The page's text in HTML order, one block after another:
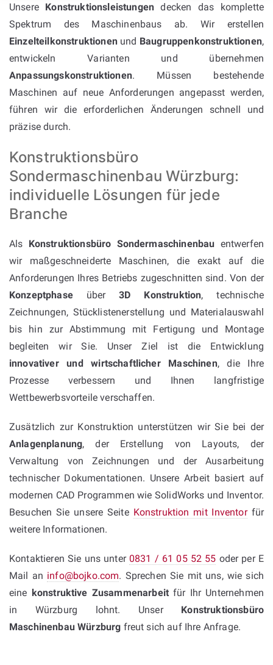
Unsere Konstruktionsleistungen decken das komplette
Spektrum des Maschinenbaus ab. Wir erstellen
Einzelteilkonstruktionenund Baugruppenkonstruktionen,
entwickeln Varianten und übernehmen
Anpassungskonstruktionen. Müssen bestehende
Maschinen auf neue Anforderungen angepasst werden,
führen wir die erforderlichen Änderungen schnell und
präzise durch.
Konstruktionsbüro
Sondermaschinenbau Würzburg:
individuelle Lösungen für jede
Branche
Als Konstruktionsbüro Sondermaschinenbau entwerfen
wir maßgeschneiderte Maschinen, die exakt auf die
Anforderungen Ihres Betriebs zugeschnitten sind. Von der
Konzeptphaseüber3D Konstruktion, technische
Zeichnungen, Stücklistenerstellung und Materialauswahl
bis hin zur Abstimmung mit Fertigung und Montage
begleiten wir Sie. Unser Ziel ist die Entwicklung
innovativer und wirtschaftlicher Maschinen, die Ihre
Prozesse verbessern und Ihnen langfristige
Wettbewerbsvorteile verschaffen.
Zusätzlich zur Konstruktion unterstützen wir Sie bei der
Anlagenplanung, der Erstellung von Layouts, der
Verwaltung von Zeichnungen und der Ausarbeitung
technischer Dokumentationen. Unsere Arbeit basiert auf
modernen CAD Programmen wie SolidWorks und Inventor.
Besuchen Sie unsere Seite Konstruktion mit Inventorfür
weitere Informationen.
Kontaktieren Sie uns unter 0831 / 61 05 52 55 oder per E
Mail an info@bojko.com. Sprechen Sie mit uns, wie sich
eine konstruktive Zusammenarbeit für Ihr Unternehmen
in Würzburg lohnt. Unser Konstruktionsbüro
Maschinenbau Würzburg freut sich auf Ihre Anfrage.